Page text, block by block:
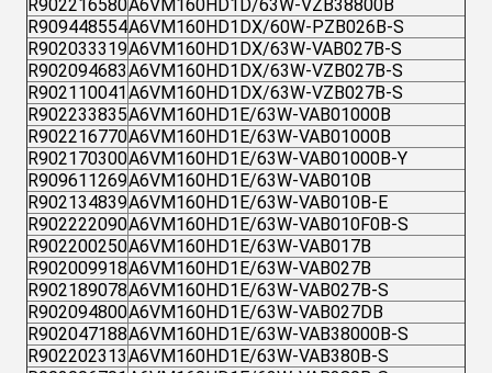
R902216580A6VM160HD1D/63W-VZB38800B
R909448554A6VM160HD1DX/60W-PZB026B-S
R902033319A6VM160HD1DX/63W-VAB027B-S
R902094683A6VM160HD1DX/63W-VZB027B-S
R902110041A6VM160HD1DX/63W-VZB027B-S
R902233835A6VM160HD1E/63W-VAB01000B
R902216770A6VM160HD1E/63W-VAB01000B
R902170300A6VM160HD1E/63W-VAB01000B-Y
R909611269A6VM160HD1E/63W-VAB010B
R902134839A6VM160HD1E/63W-VAB010B-E
R902222090A6VM160HD1E/63W-VAB010F0B-S
R902200250A6VM160HD1E/63W-VAB017B
R902009918A6VM160HD1E/63W-VAB027B
R902189078A6VM160HD1E/63W-VAB027B-S
R902094800A6VM160HD1E/63W-VAB027DB
R902047188A6VM160HD1E/63W-VAB38000B-S
R902202313A6VM160HD1E/63W-VAB380B-S